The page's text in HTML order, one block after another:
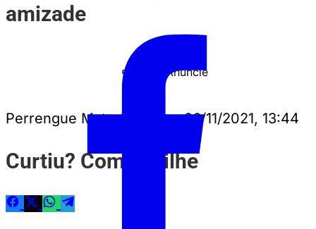
amizade
PUBLICIDADE Anuncie
Perrengue Mato Grosso • 26/11/2021, 13:44
Curtiu? Compartilhe